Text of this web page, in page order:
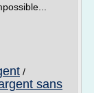
/
sans